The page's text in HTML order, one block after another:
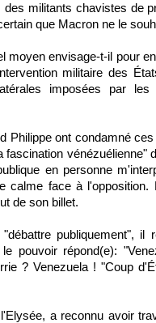
militants chavistes de
que Macron ne le
moyen envisage-t-il pour
militaire des
imposées par
Philippe ont condamné
vénézuélienne"
en personne
calme face à
de son billet.
publiquement", il
pouvoir répond(e):
? Venezuela ! "Coup
a reconnu avoir